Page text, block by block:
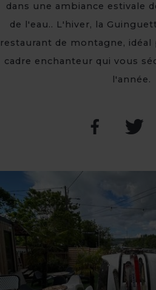
dans une ambiance estivale
de l'eau.. L'hiver, la
restaurant de montagne,
cadre enchanteur qui vous
l'année.